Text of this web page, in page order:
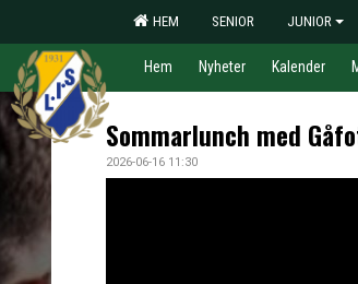
HEM SENIOR JUNIOR
Hem Nyheter Kalender
Sommarlunch med
2026-06-16 11:30